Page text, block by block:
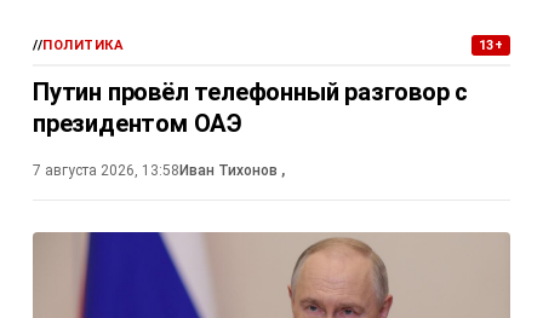
//ПОЛИТИКА 13+
Путин провёл телефонный разговор с
президентом ОАЭ
7 августа 2026, 13:58Иван Тихонов ,